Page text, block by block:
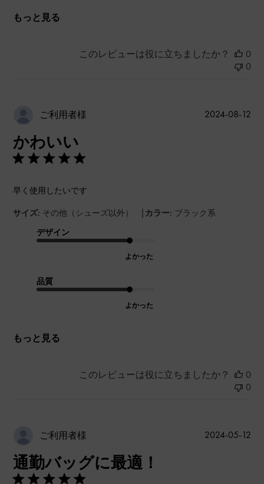
もっと見る
このレビューは役に立ちましたか？
0
0
ご利用者様
かわいい
早く使用したいです
サイズ: その他（シューズ以外） | カラー: ブラック系
デザイン
よかった
品質
よかった
もっと見る
公
2024-08-12
このレビューは役に立ちましたか？
0
0
ご利用者様
通勤バッグに最適！
公
2024-05-12